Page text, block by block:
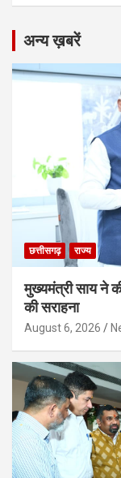
अन्य ख़बरें
छत्तीसगढ़ राज्य
मुख्यमंत्री साय ने
की सराहना
August 6, 2026